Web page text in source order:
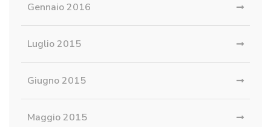
Gennaio 2016
Luglio 2015
Giugno 2015
Maggio 2015